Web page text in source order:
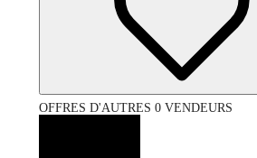
OFFRES D'AUTRES 0 VENDEURS